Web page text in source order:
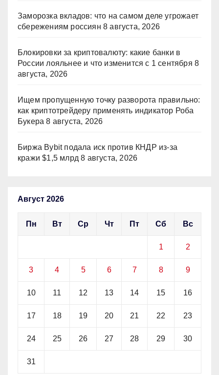
Заморозка вкладов: что на самом деле угрожает
сбережениям россиян 8 августа, 2026
Блокировки за криптовалюту: какие банки в
России лояльнее и что изменится с 1 сентября 8
августа, 2026
Ищем пропущенную точку разворота правильно:
как криптотрейдеру применять индикатор Роба
Букера 8 августа, 2026
Биржа Bybit подала иск против КНДР из‑за
кражи $1,5 млрд 8 августа, 2026
Август 2026
Пн Вт Ср Чт Пт Сб Вс
1 2
3 4 5 6 7 8 9
10 11 12 13 14 15 16
17 18 19 20 21 22 23
24 25 26 27 28 29 30
31